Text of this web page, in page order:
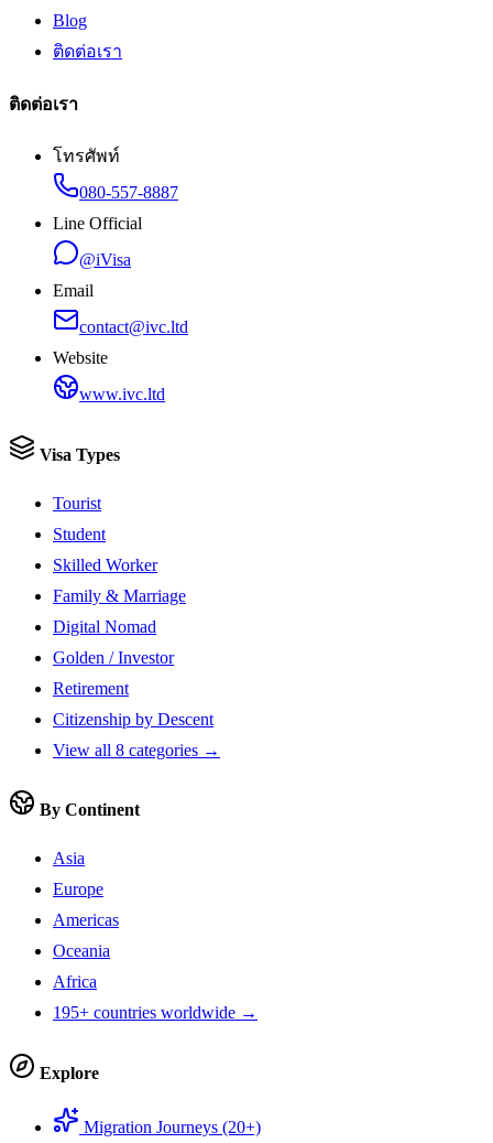
Blog
ติดต่อเรา
ติดต่อเรา
โทรศัพท์
080-557-8887
Line Official
@iVisa
Email
contact@ivc.ltd
Website
www.ivc.ltd
Visa Types
Tourist
Student
Skilled Worker
Family & Marriage
Digital Nomad
Golden / Investor
Retirement
Citizenship by Descent
View all 8 categories →
By Continent
Asia
Europe
Americas
Oceania
Africa
195+ countries worldwide →
Explore
Migration Journeys (20+)